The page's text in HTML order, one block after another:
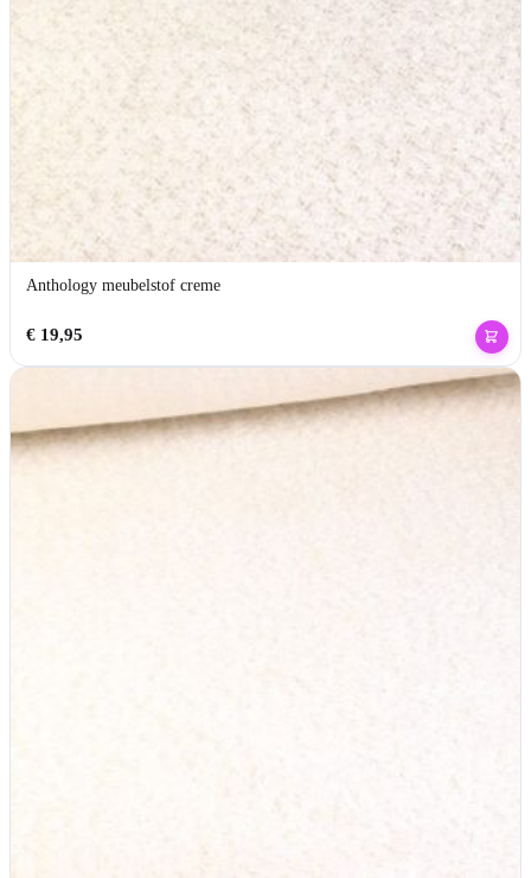
Anthology meubelstof creme
€19,95